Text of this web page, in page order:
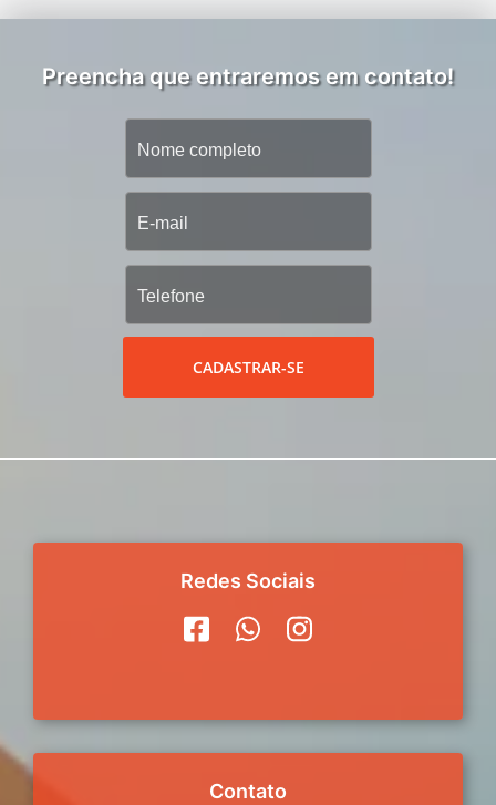
Preencha que entraremos em contato!
CADASTRAR-SE
Redes Sociais
Contato